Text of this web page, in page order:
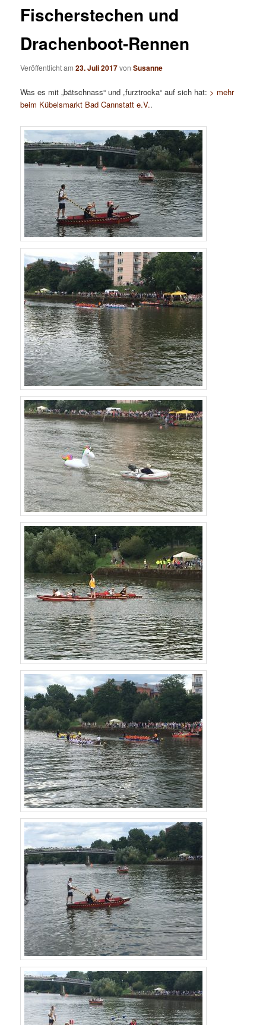
Fischerstechen und
Drachenboot-Rennen
Veröffentlicht am23. Juli 2017vonSusanne
Was es mit „bätschnass“ und „furztrocka“ auf sich hat: > mehr
beim Kübelsmarkt Bad Cannstatt e.V..